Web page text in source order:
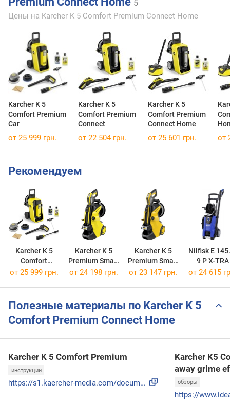
5
Цены на Karcher K 5 Comfort Premium Connect Home
Karcher K 5
Comfort Premium
Car
Karcher K 5
Comfort Premium
Connect
Karcher K 5
Comfort Premium
Connect Home
от 25 999 грн. от 22 504 грн. от 25 601 грн. от
Рекомендуем
Karcher K 5
Comfort
Premium Car
Karcher K 5
Premium Smart
Control Home
Karcher K 5
Premium Smart
Control Flex
Nilfisk E
9 P X-TRA
от 25 999 грн. от 24 198 грн. от 23 147 грн. от 24 615
Полезные материалы по Karcher K 5
Comfort Premium Connect Home
Karcher K 5 Comfort Premium
инструкции
https://s1.kaercher-media.com/documents/manuals/raw/000/BTA...
Karcher K5
away grime
обзоры